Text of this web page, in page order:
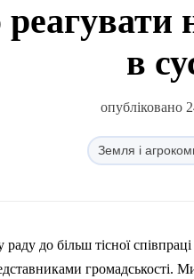
в
опубліковано
Земля і
до більш тісної
громадськості.